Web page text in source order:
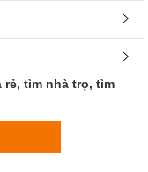
tìm nhà trọ, tìm